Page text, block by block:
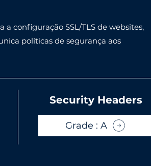
a configuração SSL/TLS de websites,
políticas de segurança aos
Security Headers
Grade : A